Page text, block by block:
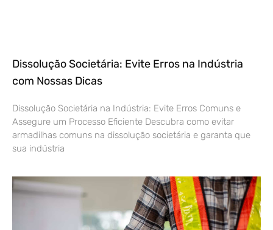
Dissolução Societária: Evite Erros na Indústria
com Nossas Dicas
Dissolução Societária na Indústria: Evite Erros Comuns e
Assegure um Processo Eficiente Descubra como evitar
armadilhas comuns na dissolução societária e garanta que
sua indústria